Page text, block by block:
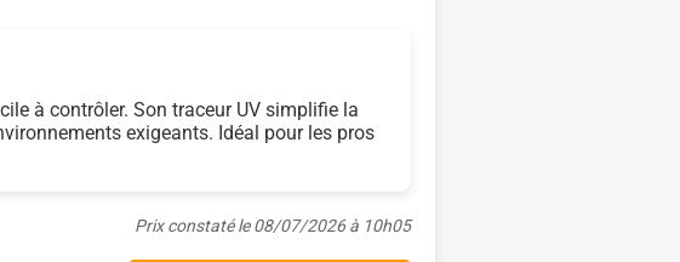
à contrôler. Son traceur UV simplifie la
exigeants. Idéal pour les pros
Prix constaté le 08/07/2026 à 10h05